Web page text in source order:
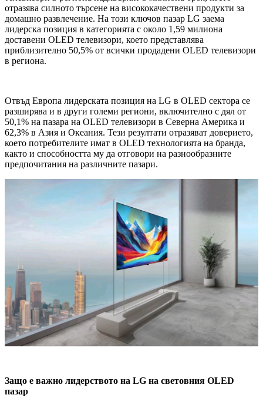
отразява силното търсене на висококачествени продукти за
домашно развлечение. На този ключов пазар LG заема
лидерска позиция в категорията с около 1,59 милиона
доставени OLED телевизори, което представлява
приблизително 50,5% от всички продадени OLED телевизори
в региона.
Отвъд Европа лидерската позиция на LG в OLED сектора се
разширява и в други големи региони, включително с дял от
50,1% на пазара на OLED телевизори в Северна Америка и
62,3% в Азия и Океания. Тези резултати отразяват доверието,
което потребителите имат в OLED технологията на бранда,
както и способността му да отговори на разнообразните
предпочитания на различните пазари.
Защо е важно лидерството на LG на световния OLED
пазар